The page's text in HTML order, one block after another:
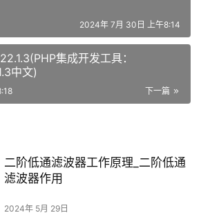
2024年 7月 30日 上午8:14
集成开发工具：
中文)
下一篇
二阶低通滤波器工作原理_二阶低通
滤波器作用
2024年 5月 29日